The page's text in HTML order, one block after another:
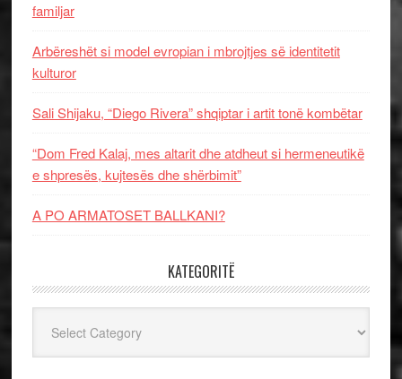
familjar
Arbëreshët si model evropian i mbrojtjes së identitetit
kulturor
Sali Shijaku, “Diego Rivera” shqiptar i artit tonë kombëtar
“Dom Fred Kalaj, mes altarit dhe atdheut si hermeneutikë
e shpresës, kujtesës dhe shërbimit”
A PO ARMATOSET BALLKANI?
KATEGORITË